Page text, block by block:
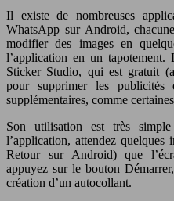
Il existe de nombreuses
WhatsApp sur Android,
modifier des images en
l’application en un
Sticker Studio, qui est gratuit
pour supprimer les publicités
supplémentaires, comme
Son utilisation est très
l’application, attendez quelques
Retour sur Android) que
appuyez sur le bouton
création d’un autocollant.